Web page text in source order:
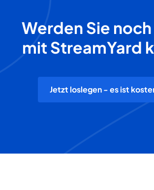
Werden Sie
mit StreamYard
Jetzt loslegen - es ist